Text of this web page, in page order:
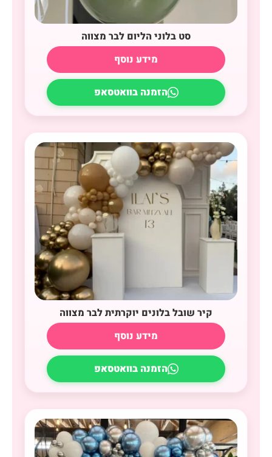
סט בלוני הליום לבר מצווה
מידע נוסף
הזמנה בוואטסאפ
קיר שובל בלונים יוקרתית לבר מצווה
מידע נוסף
הזמנה בוואטסאפ